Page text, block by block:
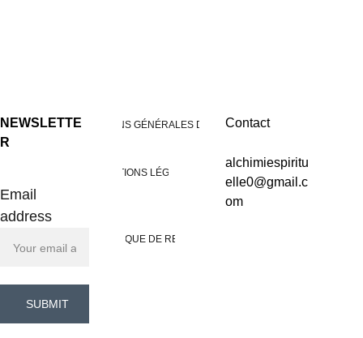
NEWSLETTE
R
Contact
alchimiespiritu
elle0@gmail.c
om
Email
address
SUBMIT
CONDITIONS GÉNÉRALES DE VENTES
MENTIONS LÉGALES
POLITIQUE DE RETOUR